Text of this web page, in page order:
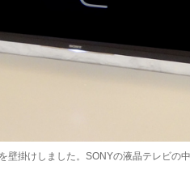
掛けしました。SONYの液晶テレビの